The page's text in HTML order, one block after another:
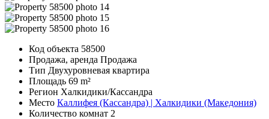
Код объекта 58500
Продажа, аренда Продажа
Тип Двухуровневая квартира
Площадь 69 m²
Регион Халкидики/Кассандра
Место Каллифея (Кассандра) | Халкидики (Македония)
Количество комнат 2